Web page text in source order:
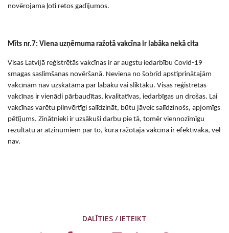
novērojama ļoti retos gadījumos.
Mīts nr.7: Viena uzņēmuma ražotā vakcīna ir labāka nekā cita
Visas Latvijā reģistrētās vakcīnas ir ar augstu iedarbību Covid-19
smagas saslimšanas novēršanā. Neviena no šobrīd apstiprinātajām
vakcīnām nav uzskatāma par labāku vai sliktāku. Visas reģistrētās
vakcīnas ir vienādi pārbaudītas, kvalitatīvas, iedarbīgas un drošas. Lai
vakcīnas varētu pilnvērtīgi salīdzināt, būtu jāveic salīdzinošs, apjomīgs
pētījums. Zinātnieki ir uzsākuši darbu pie tā, tomēr viennozīmīgu
rezultātu ar atzinumiem par to, kura ražotāja vakcīna ir efektīvāka, vēl
nav.
DALĪTIES / IETEIKT